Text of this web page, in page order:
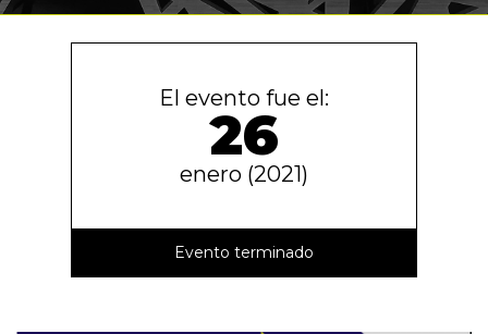
El evento fue el:
26
enero (2021)
Evento terminado